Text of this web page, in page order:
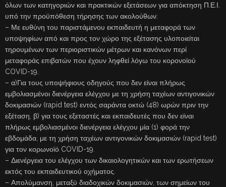
όλων των κατηγοριών και πρακτικών εξετάσεων για απόκτηση Π.Ε.Ι.
υπό την προϋπόθεση τήρησης των ακολούθων:
– Με ευθύνη του παριστάμενου εκπαιδευτή η μεταφορά των
υποψηφίων από και προς τον χώρο της εξέτασης υλοποιείται
τηρουμένων των περιοριστικών μέτρων και κανόνων περί
μεταφοράς επιβατών που έχουν ληφθεί λόγω του κορονοϊού
COVID-19.
– α)Για τους υποψήφιους οδηγούς που δεν είναι πλήρως
εμβολιασμένοι διενέργεια ελέγχου με τη χρήση ταχέων αντιγονικών
δοκιμασιών (rapid test) εντός σαράντα οκτώ (48) ωρών πριν την
εξέταση, β) για τους εξεταστές και εκπαιδευτές που δεν είναι
πλήρως εμβολιασμένοι διενέργεια ελέγχου μία (1) φορά την
εβδομάδα, με τη χρήση ταχέων αντιγονικών δοκιμασιών (rapid test)
για τον κορωνοϊό COVID-19.
– Διενέργεια του ελέγχου των δικαιολογητικών και των ερωτήσεων
εκτός του εκπαιδευτικού οχήματος.
– Απολύμανση, μεταξύ διαδοχικών δοκιμασιών, των σημείων του